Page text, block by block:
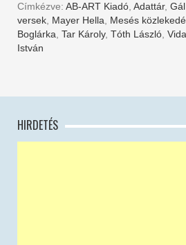
Címkézve: AB-ART Kiadó, Adattár,
versek, Mayer Hella, Mesés
Boglárka, Tar Károly, Tóth László,
István
HIRDETÉS